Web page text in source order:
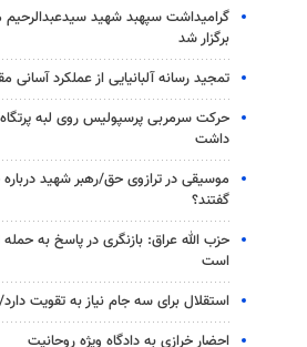
گرامیداشت سپهبد شهید
برگزار شد
تمجید رسانه آلبانیایی از عملکرد آسانی
حرکت سرمربی پرسپولیس روی لبه پرتگاه/
داشت
موسیقی در ترازوی حق/رهبر شهید
گفتند؟
حزب الله عراق: بازنگری در پاسخ به
است
استقلال برای سه جام نیاز به تقویت
احضار خرازی به دادگاه ویژه روحانیت